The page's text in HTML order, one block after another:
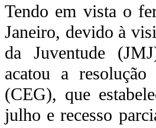
Tendo em vista o
Janeiro, devido à
da Juventude
acatou a
(CEG), que
julho e recesso